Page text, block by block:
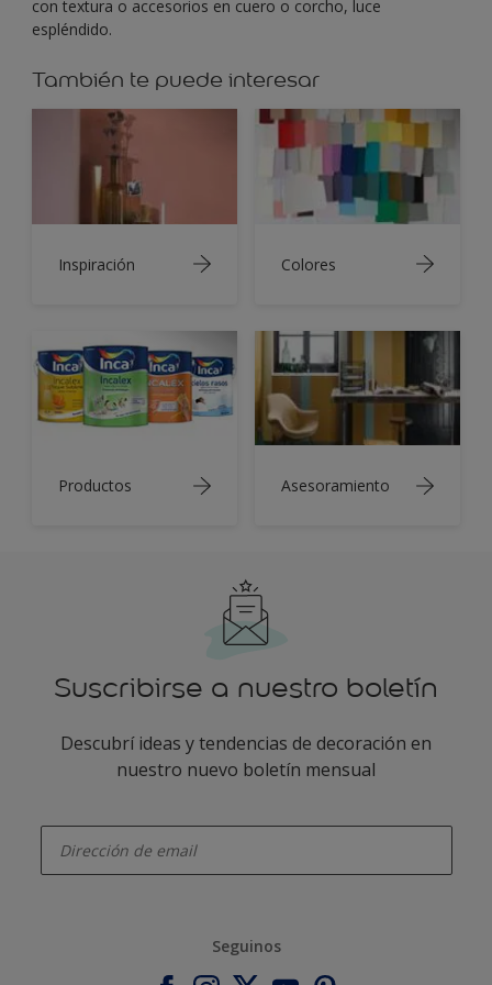
con textura o accesorios en cuero o corcho, luce
espléndido.
También te puede interesar
Inspiración Colores
Productos Asesoramiento
Suscribirse a nuestro boletín
Descubrí ideas y tendencias de decoración en
nuestro nuevo boletín mensual
Seguinos